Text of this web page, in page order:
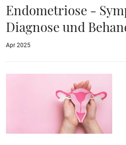
Endometriose -
Diagnose und
Apr 2025